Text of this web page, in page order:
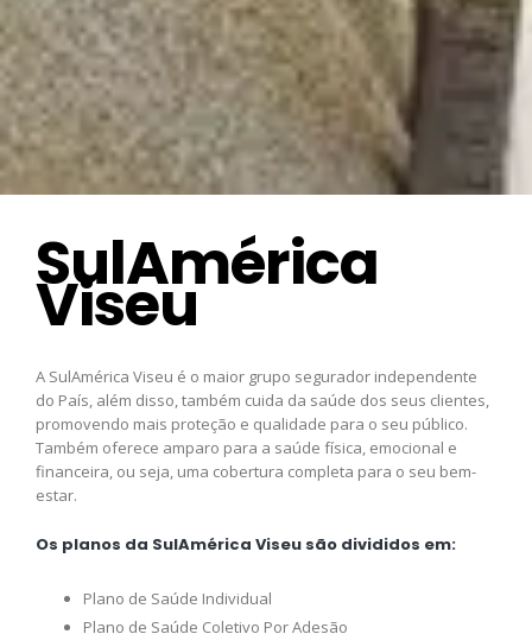
SulAmérica
Viseu
A SulAmérica Viseu é o maior grupo segurador independente
do País, além disso, também cuida da saúde dos seus clientes,
promovendo mais proteção e qualidade para o seu público.
Também oferece amparo para a saúde física, emocional e
financeira, ou seja, uma cobertura completa para o seu bem-
estar.
Os planos da SulAmérica Viseu são divididos em:
Plano de Saúde Individual
Plano de Saúde Coletivo Por Adesão